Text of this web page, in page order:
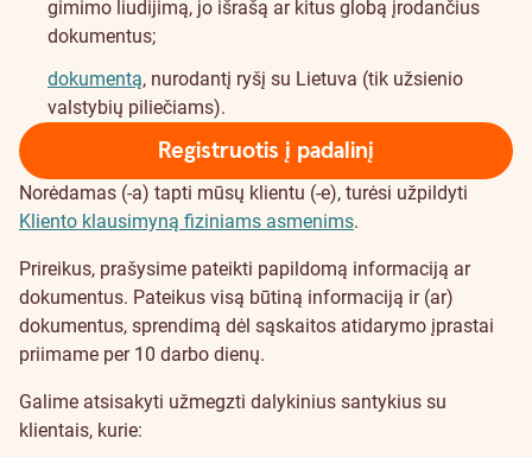
gimimo liudijimą, jo išrašą ar kitus globą įrodančius
dokumentus;
dokumentą, nurodantį ryšį su Lietuva (tik užsienio
valstybių piliečiams).
Registruotis į padalinį
Norėdamas (-a) tapti mūsų klientu (-e), turėsi užpildyti
Kliento klausimyną fiziniams asmenims.
Prireikus, prašysime pateikti papildomą informaciją ar
dokumentus. Pateikus visą būtiną informaciją ir (ar)
dokumentus, sprendimą dėl sąskaitos atidarymo įprastai
priimame per 10 darbo dienų.
Galime atsisakyti užmegzti dalykinius santykius su
klientais, kurie: